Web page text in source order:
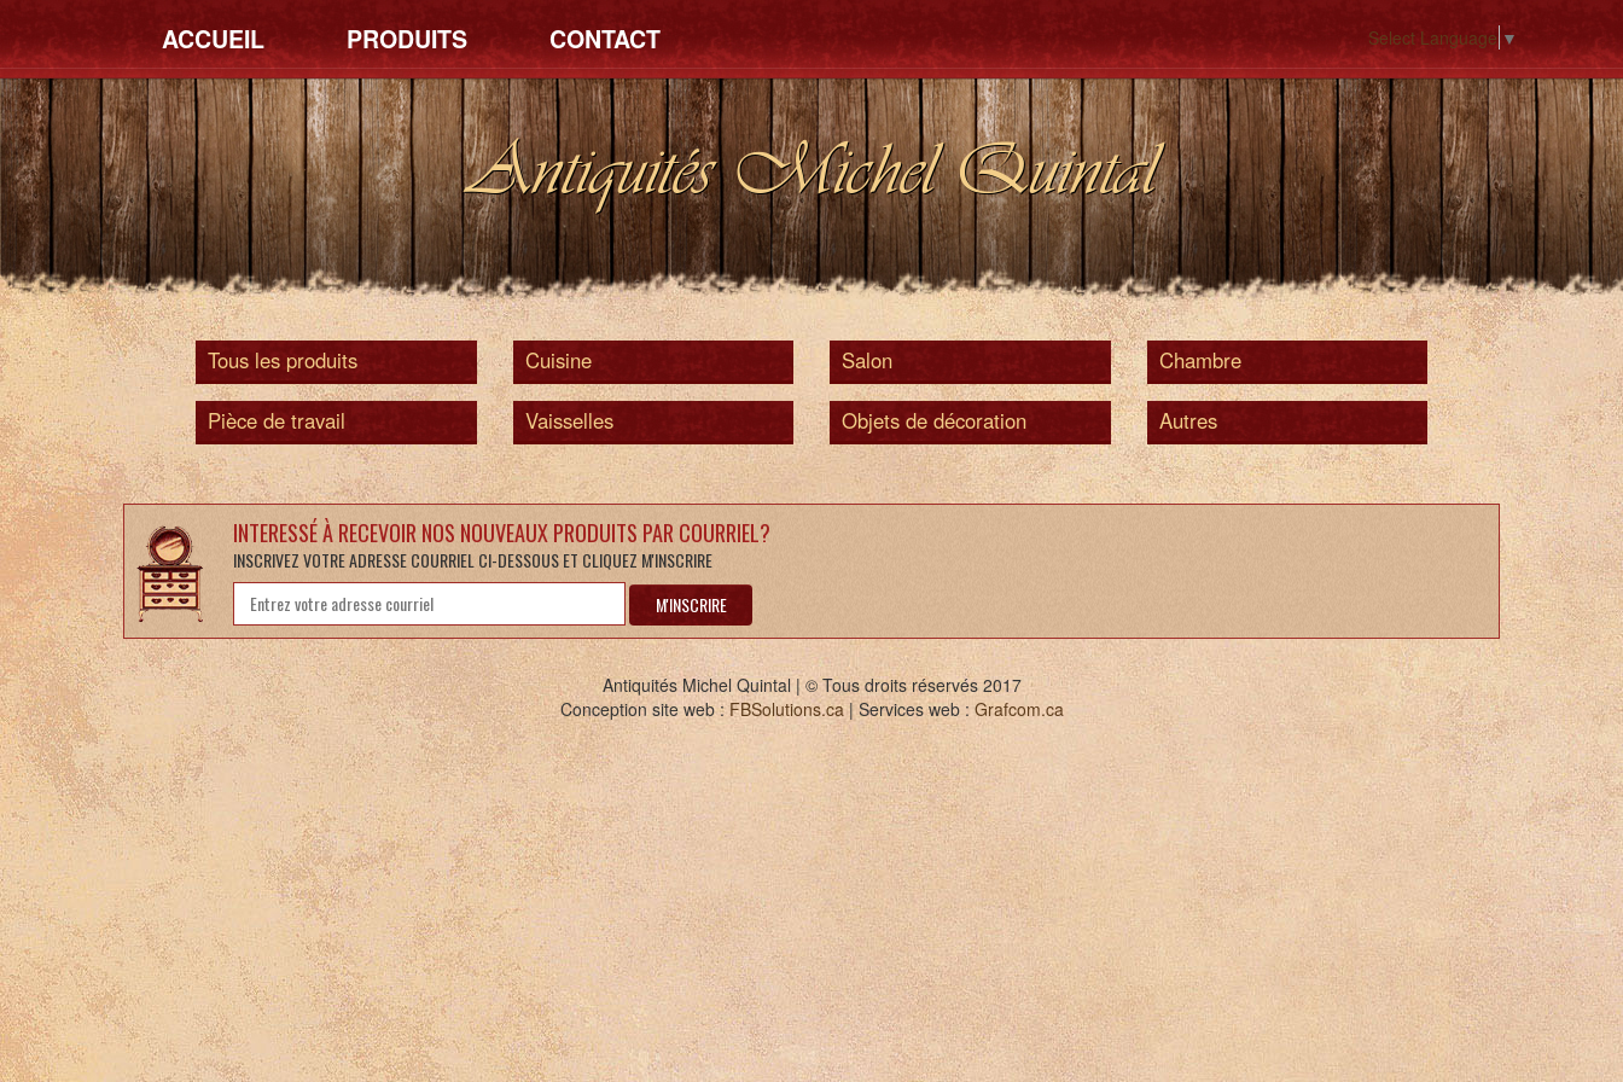
ACCUEIL PRODUITS CONTACT Select Language ▼
Antiquités Michel Quintal
Tous les produits Cuisine Salon Chambre
Pièce de travail Vaisselles Objets de décoration Autres
INTERESSÉ À RECEVOIR NOS NOUVEAUX PRODUITS PAR COURRIEL?
INSCRIVEZ VOTRE ADRESSE COURRIEL CI-DESSOUS ET CLIQUEZ M'INSCRIRE
M'INSCRIRE
Antiquités Michel Quintal | © Tous droits réservés 2017
Conception site web : FBSolutions.ca| Services web : Grafcom.ca